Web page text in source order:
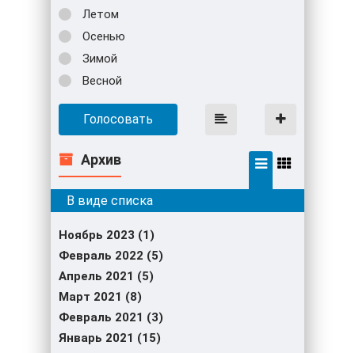
Летом
Осенью
Зимой
Весной
Голосовать
Архив
Ноябрь 2023 (1)
Февраль 2022 (5)
Апрель 2021 (5)
Март 2021 (8)
Февраль 2021 (3)
Январь 2021 (15)